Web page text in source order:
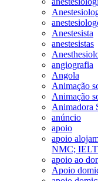
Anestesista
anestesistas
angiografia
Angola
Animação
Animação
Animadora
anúncio
apoio
apoio
NMC;
apoio ao
Apoio